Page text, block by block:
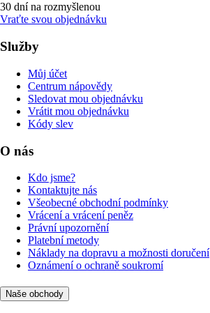
30 dní na rozmyšlenou
Vraťte svou objednávku
Služby
Můj účet
Centrum nápovědy
Sledovat mou objednávku
Vrátit mou objednávku
Kódy slev
O nás
Kdo jsme?
Kontaktujte nás
Všeobecné obchodní podmínky
Vrácení a vrácení peněz
Právní upozornění
Platební metody
Náklady na dopravu a možnosti doručení
Oznámení o ochraně soukromí
Naše obchody